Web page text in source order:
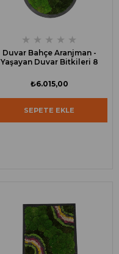
★ ★ ★ ★ ★
Duvar Bahçe Aranjman -
Yaşayan Duvar Bitkileri 8
₺6.015,00
SEPETE EKLE